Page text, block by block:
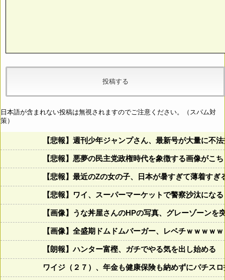
日本語が含まれない投稿は無視されますのでご注意ください。（スパム対
策）
【悲報】週刊少年ジャンプさん、最新号が大量に不
【悲報】悪夢の民主党政権時代を象徴する画像がこ
【悲報】最近のZの女の子、日本が暑すぎて薄着すぎ
【悲報】ワイ、スーパーマーケットで警察沙汰にな
【画像】うな丼屋さんのHPの写真、グレーゾーンを
【画像】全盛期ドムドムバーガー、レベチｗｗｗｗ
【朗報】ハンター富樫、ガチでやる気を出し始める
ワイジ（２７）、年金も健康保険も納めずにパチス